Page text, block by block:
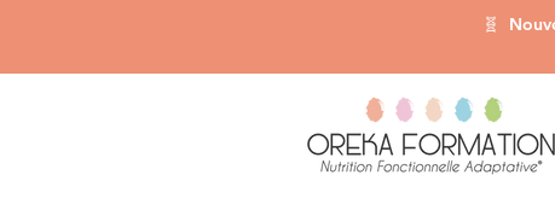
🧬